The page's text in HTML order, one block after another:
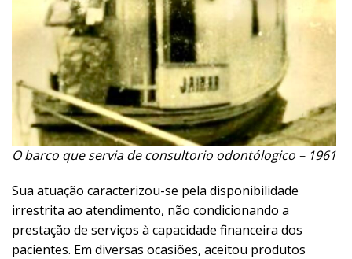
O barco que servia de consultorio odontólogico – 1961
Sua atuação caracterizou-se pela disponibilidade
irrestrita ao atendimento, não condicionando a
prestação de serviços à capacidade financeira dos
pacientes. Em diversas ocasiões, aceitou produtos